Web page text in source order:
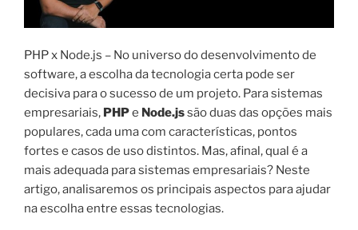
PHP x Node.js – No universo do desenvolvimento de
software, a escolha da tecnologia certa pode ser
decisiva para o sucesso de um projeto. Para sistemas
empresariais, PHPe Node.jssão duas das opções mais
populares, cada uma com características, pontos
fortes e casos de uso distintos. Mas, afinal, qual é a
mais adequada para sistemas empresariais? Neste
artigo, analisaremos os principais aspectos para ajudar
na escolha entre essas tecnologias.